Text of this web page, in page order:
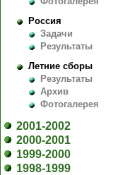
Россия
Задачи
Результаты
Летние сборы
Результаты
Архив
Фотогалерея
2001-2002
2000-2001
1999-2000
1998-1999